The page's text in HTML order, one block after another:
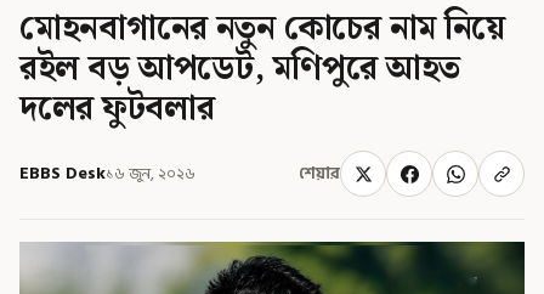
মোহনবাগানের নতুন কোচের নাম নিয়ে
রইল বড় আপডেট, মণিপুরে আহত
দলের ফুটবলার
EBBS Desk১৬ জুন, ২০২৬ শেয়ার